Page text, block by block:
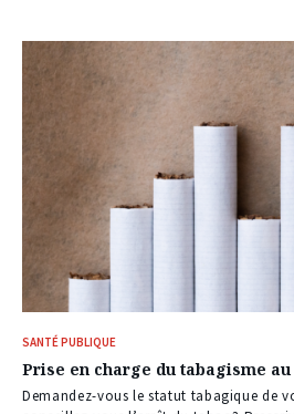
SANTÉ PUBLIQUE
Prise en charge du tabagisme
Demandez-vous le statut tabagique de